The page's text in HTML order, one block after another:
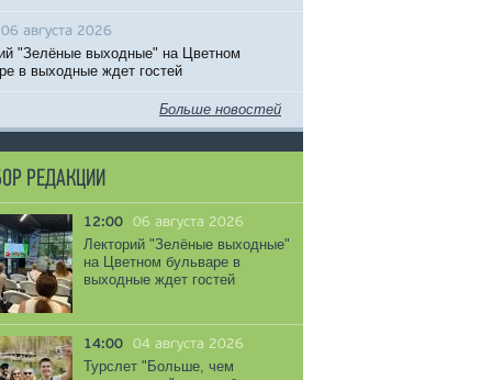
06 августа 2026
"Зелёные выходные" на Цветном
в выходные ждет гостей
Больше новостей
РЕДАКЦИИ
12:00 06 августа 2026
Лекторий "Зелёные выходные"
на Цветном бульваре в
выходные ждет гостей
14:00 04 августа 2026
Турслет "Больше, чем